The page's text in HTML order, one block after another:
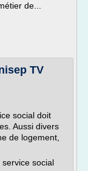
de...
TV
social doit
Aussi divers
de logement,
social